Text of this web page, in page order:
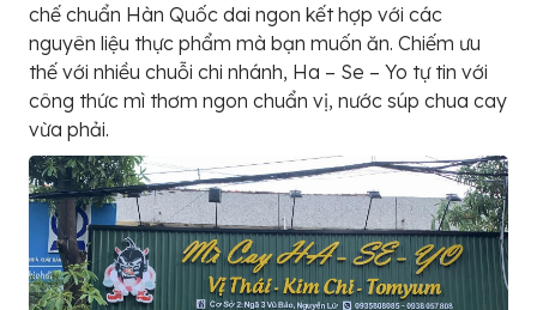
chế chuẩn Hàn Quốc dai ngon kết hợp với các
nguyên liệu thực phẩm mà bạn muốn ăn. Chiếm ưu
thế với nhiều chuỗi chi nhánh, Ha – Se – Yo tự tin với
công thức mì thơm ngon chuẩn vị, nước súp chua cay
vừa phải.